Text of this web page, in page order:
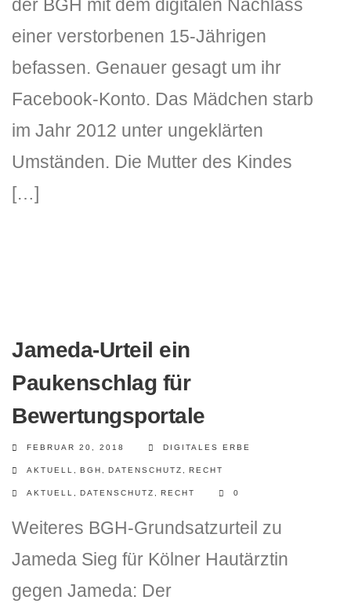
der BGH mit dem digitalen Nachlass
einer verstorbenen 15-Jährigen
befassen. Genauer gesagt um ihr
Facebook-Konto. Das Mädchen starb
im Jahr 2012 unter ungeklärten
Umständen. Die Mutter des Kindes
[…]
Jameda-Urteil ein
Paukenschlag für
Bewertungsportale
FEBRUAR 20, 2018 DIGITALES ERBE
AKTUELL BGH DATENSCHUTZ RECHT
AKTUELL DATENSCHUTZ RECHT 0
Weiteres BGH-Grundsatzurteil zu
Jameda Sieg für Kölner Hautärztin
gegen Jameda: Der